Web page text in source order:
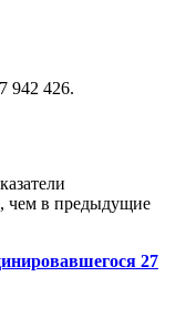
942 426.
чем в предыдущие
27